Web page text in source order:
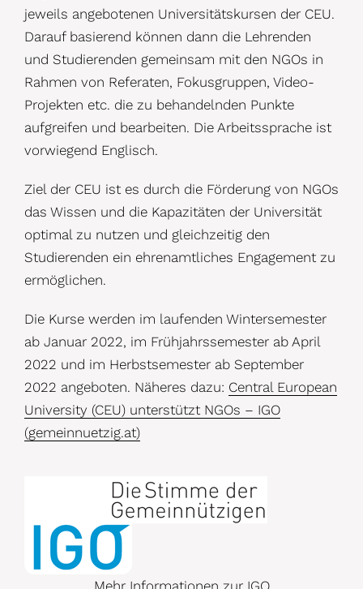
jeweils angebotenen Universitätskursen der CEU.
Darauf basierend können dann die Lehrenden
und Studierenden gemeinsam mit den NGOs in
Rahmen von Referaten, Fokusgruppen, Video-
Projekten etc. die zu behandelnden Punkte
aufgreifen und bearbeiten. Die Arbeitssprache ist
vorwiegend Englisch.
Ziel der CEU ist es durch die Förderung von NGOs
das Wissen und die Kapazitäten der Universität
optimal zu nutzen und gleichzeitig den
Studierenden ein ehrenamtliches Engagement zu
ermöglichen.
Die Kurse werden im laufenden Wintersemester
ab Januar 2022, im Frühjahrssemester ab April
2022 und im Herbstsemester ab September
2022 angeboten. Näheres dazu: Central European
University (CEU) unterstützt NGOs – IGO
(gemeinnuetzig.at)
Mehr Informationen zur IGO